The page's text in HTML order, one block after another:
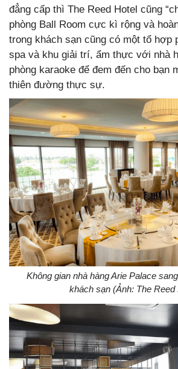
đẳng cấp thì The Reed Hotel cũng
phòng Ball Room cực kì rộng và
trong khách sạn cũng có một tổ hợp
spa và khu giải trí, ẩm thực với nhà
phòng karaoke để đem đến cho bạn
thiên đường thực sự.
Không gian nhà hàng Arie Palace
khách sạn (Ảnh: The Reed